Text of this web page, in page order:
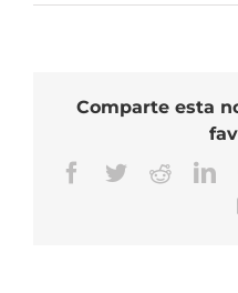
Comparte esta
Facebook
TwitterReddit